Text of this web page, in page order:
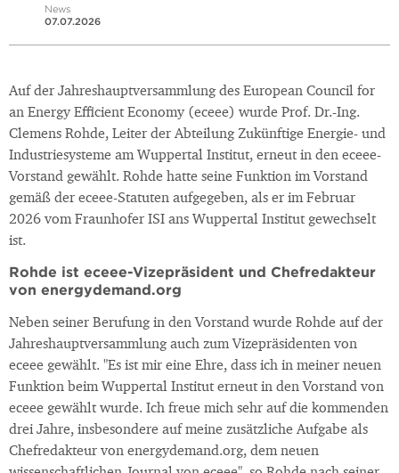
News
07.07.2026
Auf der Jahreshauptversammlung des European Council for
an Energy Efficient Economy (eceee) wurde Prof. Dr.-Ing.
Clemens Rohde, Leiter der Abteilung Zukünftige Energie- und
Industriesysteme am Wuppertal Institut, erneut in den eceee-
Vorstand gewählt. Rohde hatte seine Funktion im Vorstand
gemäß der eceee-Statuten aufgegeben, als er im Februar
2026 vom Fraunhofer ISI ans Wuppertal Institut gewechselt
ist.
Rohde ist eceee-Vizepräsident und Chefredakteur
von energydemand.org
Neben seiner Berufung in den Vorstand wurde Rohde auf der
Jahreshauptversammlung auch zum Vizepräsidenten von
eceee gewählt. "Es ist mir eine Ehre, dass ich in meiner neuen
Funktion beim Wuppertal Institut erneut in den Vorstand von
eceee gewählt wurde. Ich freue mich sehr auf die kommenden
drei Jahre, insbesondere auf meine zusätzliche Aufgabe als
Chefredakteur von energydemand.org, dem neuen